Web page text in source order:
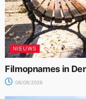
NIEUWS
Filmopnames in
06/08/2026